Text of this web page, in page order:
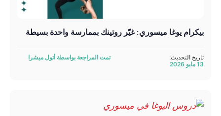
بيكرام يوغا ميسوري: غيّر روتينك بممارسة واحدة بسيطة
تاريخ التحديث:
13 مايو 2026
تمت المراجعة بواسطة أتول ميشرا